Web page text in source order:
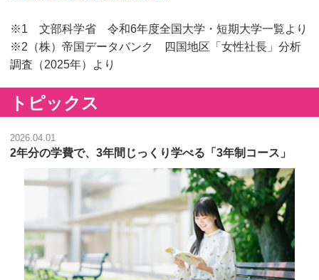
※1 文部科学省 令和6年度全国大学・短期大学一覧より
※2（株）帝国データバンク 四国地区「女性社長」分析
調査（2025年）より
トピックス
2026.04.01
2年分の学費で、3年間じっくり学べる「3年制コース」